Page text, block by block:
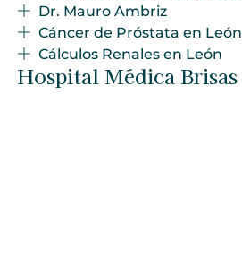
Dr. Mauro Ambriz
Cáncer de Próstata en León
Cálculos Renales en León
Hospital Médica Brisas